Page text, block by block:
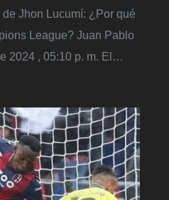
Jhon Lucumí: ¿Por qué
League? Juan Pablo
2024 , 05:10 p. m. El…